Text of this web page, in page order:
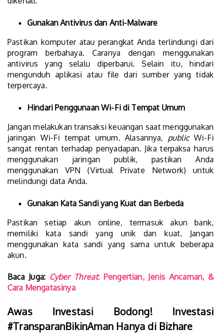
Gunakan Antivirus dan Anti-Malware
Pastikan komputer atau perangkat Anda terlindungi dari
program berbahaya. Caranya dengan menggunakan
antivirus yang selalu diperbarui. Selain itu, hindari
mengunduh aplikasi atau file dari sumber yang tidak
terpercaya.
Hindari Penggunaan Wi-Fi di Tempat Umum
Jangan melakukan transaksi keuangan saat menggunakan
jaringan Wi-Fi tempat umum. Alasannya, publicWi-Fi
sangat rentan terhadap penyadapan. Jika terpaksa harus
menggunakan jaringan publik, pastikan Anda
menggunakan VPN (Virtual Private Network) untuk
melindungi data Anda.
Gunakan Kata Sandi yang Kuat dan Berbeda
Pastikan setiap akun online, termasuk akun bank,
memiliki kata sandi yang unik dan kuat. Jangan
menggunakan kata sandi yang sama untuk beberapa
akun.
Baca Juga: Cyber Threat: Pengertian, Jenis Ancaman, &
Cara Mengatasinya
Awas Investasi Bodong! Investasi
#TransparanBikinAman Hanya di Bizhare